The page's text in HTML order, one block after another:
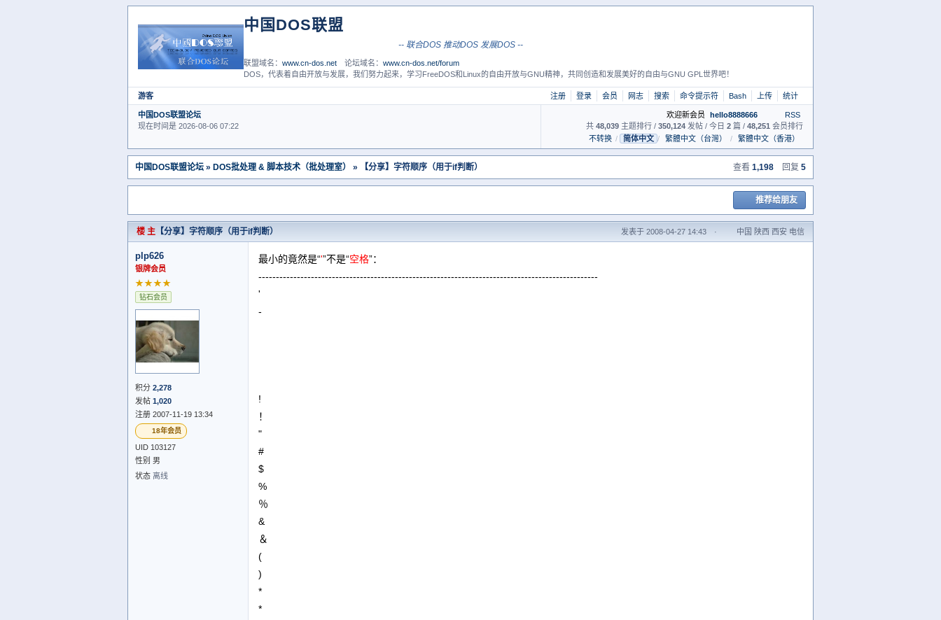
中国DOS联盟
-- 联合DOS 推动DOS 发展DOS --
联盟域名：www.cn-dos.net 论坛域名：www.cn-dos.net/forum
DOS，代表着自由开放与发展，我们努力起来，学习FreeDOS和Linux的自由开放与GNU精神，共同创造和发展美好的自由与GNU GPL世界吧！
游客 注册 登录 会员 网志 搜索 命令提示符 Bash 上传 统计
中国DOS联盟论坛
现在时间是 2026-08-06 07:22
欢迎新会员 hello8888666
RSS
共 48,039 主题排行 / 350,124 发帖 / 今日 2 篇 / 48,251 会员排行
不转换 / 简体中文 / 繁體中文（台灣） / 繁體中文（香港）
中国DOS联盟论坛 » DOS批处理 & 脚本技术（批处理室） » 【分享】字符顺序（用于if判断） 查看 1,198 回复 5
推荐给朋友
楼 主 【分享】字符顺序（用于if判断） 发表于 2008-04-27 14:43 · 中国 陕西 西安 电信
plp626
银牌会员
★★★★
钻石会员
积分 2,278
发帖 1,020
注册 2007-11-19 13:34
18年会员
UID 103127
性别 男
状态 离线
最小的竟然是“'”不是“空格”：
-------------------------------------------------------------------------------------------------
'
-
!
！
"
#
$
%
％
&
＆
(
)
*
*